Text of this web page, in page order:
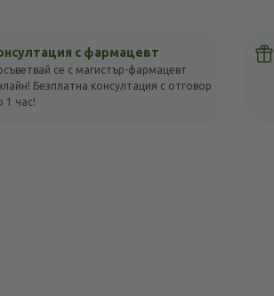
с фармацевт
се с магистър-фармацевт
Безплатна консултация с отговор
1 час!